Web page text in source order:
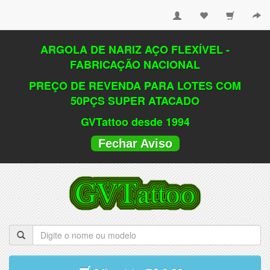
ARGOLA DE NARIZ AÇO FLEXÍVEL -
FABRICAÇÃO NACIONAL
PREÇO DE REVENDA PARA LOTES COM
50PÇS SUPER ATACADO
GVTattoo desde 1994
Fechar Aviso